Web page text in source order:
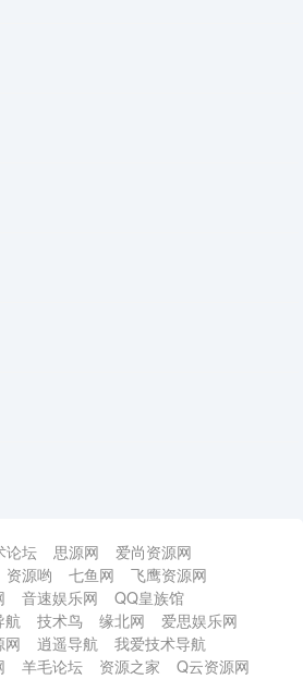
启动成功流量爆发，单场直播迅速打爆直播间
广只要有时间一天100单也可以【揭秘】
搬运一部手机实现日入500+【揭秘】
难度可做长久生意年入10W+【揭秘】
天半小时轻松日赚300+【揭秘】
平台正在红利期流量巨大【揭秘】
号引流变现的底层逻辑+人性规律
月入过万小白也能轻松上手【揭秘】
收益只要出卡就能一直赚钱利润高昂【揭秘】
论坛 思源网
爱尚资源网
资源哟 七鱼网
飞鹰资源网
音速娱乐网
QQ皇族馆
航 技术鸟 缘北网
爱思娱乐网
网 逍遥导航
我爱技术导航
羊毛论坛 资源之家
Q云资源网